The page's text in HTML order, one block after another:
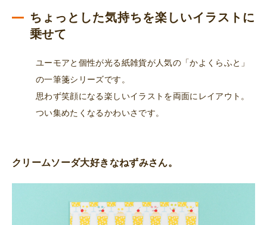
ダ）
ちょっとした気持ちを楽しいイラストに
乗せて
ユーモアと個性が光る紙雑貨が人気の「かよくらふと」
の一筆箋シリーズです。
思わず笑顔になる楽しいイラストを両面にレイアウト。
つい集めたくなるかわいさです。
クリームソーダ大好きなねずみさん。